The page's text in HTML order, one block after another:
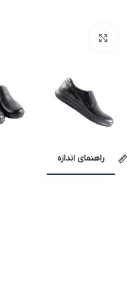
راهنمای اندازه